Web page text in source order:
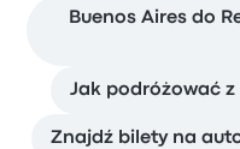
Buenos Aires do
Jak podróżować z
Znajdź bilety na